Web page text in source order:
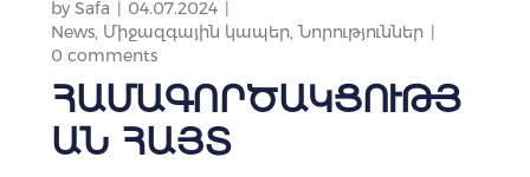
by Safa
04.07.2024
News, Միջազգային կապեր,Նորություններ
0 comments
ՀԱՄԱԳՈՐԾԱԿՑՈՒԹՅ
ԱՆ ՀԱՅՏ